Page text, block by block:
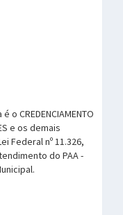
CREDENCIAMENTO
e os demais
Federal nº 11.326,
do PAA -